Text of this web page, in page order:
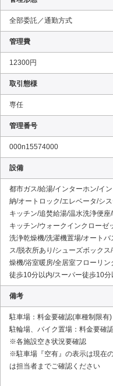
全部委託／通勤方式
管理費
12300円
取引態様
専任
管理番号
000n15574000
設備
都市ガス/給湯/インターホン/イ
納/オートロック/エレベータ/シ
キッチン/追焚給湯/温水洗浄便
キッチン/ウォークインクローゼ
洗浄乾燥機/洗濯機置場/オート
ス/脱衣所あり/シューズボック
燥機/浴室暖房/全居室フローリ
徒歩10分以内/スーパー徒歩10
備考
駐車場：料金要確認(車種制限有)
駐輪場、バイク置場：料金要確
※各施設空き状況要確認
※駐車場『空有』の表示は現在
は担当者までご確認ください